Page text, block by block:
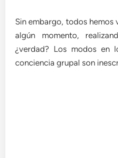
Sin embargo, todos hemos
algún momento,
¿verdad? Los modos en
conciencia grupal son